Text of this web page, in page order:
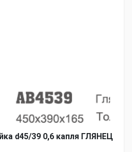
d45/39 0,6 капля ГЛЯНЕЦ